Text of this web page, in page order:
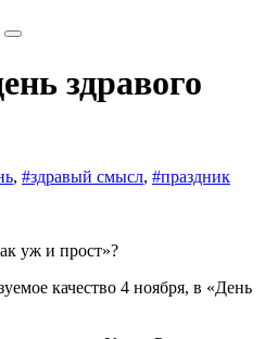
здравого
, #здравый смысл, #праздник
уж и прост»?
качество 4 ноября, в «День